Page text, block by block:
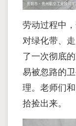
劳动过程中
对绿化带、
了一次彻底
易被忽路的
理。老师们
拾捡出来。